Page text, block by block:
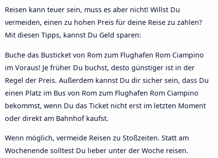
Reisen kann teuer sein, muss es aber nicht! Willst Du
vermeiden, einen zu hohen Preis für deine Reise zu zahlen?
Mit diesen Tipps, kannst Du Geld sparen:
Buche das Busticket von Rom zum Flughafen Rom Ciampino
im Voraus! Je früher Du buchst, desto günstiger ist in der
Regel der Preis. Außerdem kannst Du dir sicher sein, dass Du
einen Platz im Bus von Rom zum Flughafen Rom Ciampino
bekommst, wenn Du das Ticket nicht erst im letzten Moment
oder direkt am Bahnhof kaufst.
Wenn möglich, vermeide Reisen zu Stoßzeiten. Statt am
Wochenende solltest Du lieber unter der Woche reisen.